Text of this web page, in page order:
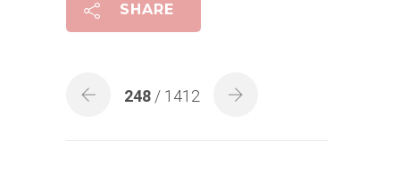
SHARE
248 / 1412